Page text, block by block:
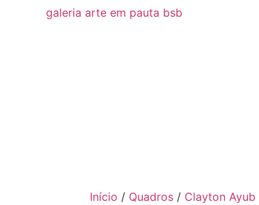
Início / Quadros / Clayton Ayub